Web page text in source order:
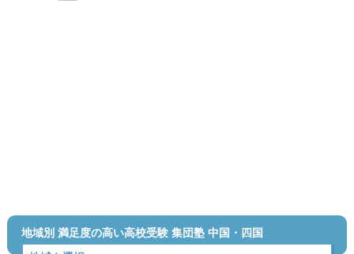
地域別 満足度の高い高校受験 集団塾 中国・四国